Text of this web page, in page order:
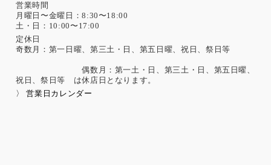
営業時間
月曜日〜金曜日：8:30〜18:00
土・日：10:00〜17:00
定休日
奇数月：第一日曜、第三土・日、第五日曜、祝日、祭日等
偶数月：第一土・日、第三土・日、第五日曜、
祝日、祭日等 は休店日となります。
〉 営業日カレンダー